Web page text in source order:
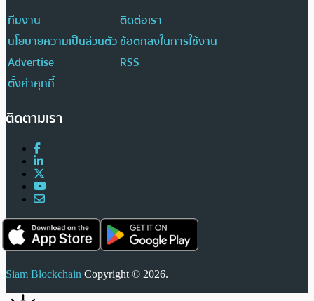
ทีมงาน
ติดต่อเรา
นโยบายความเป็นส่วนตัวข้อตกลงในการใช้งาน
Advertise
RSS
ตั้งค่าคุกกี้
ติดตามเรา
Siam Blockchain Copyright © 2026.